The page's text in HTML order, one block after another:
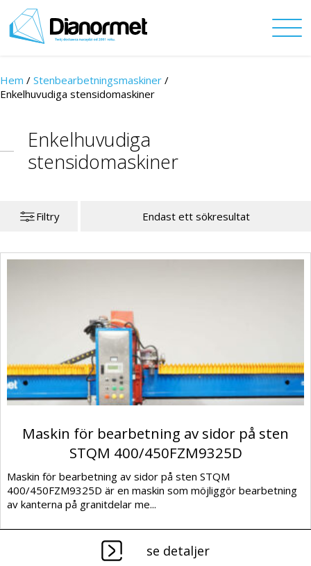
Hem / Stenbearbetningsmaskiner /
Enkelhuvudiga stensidomaskiner
Enkelhuvudiga
stensidomaskiner
Filtry Endast ett sökresultat
Maskin för bearbetning av sidor på sten
STQM 400/450FZM9325D
Maskin för bearbetning av sidor på sten STQM
400/450FZM9325D är en maskin som möjliggör bearbetning
av kanterna på granitdelar me...
se detaljer